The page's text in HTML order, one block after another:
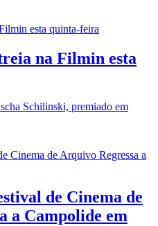
na Filmin esta
Schilinski, premiado em
de Cinema de
a Campolide em